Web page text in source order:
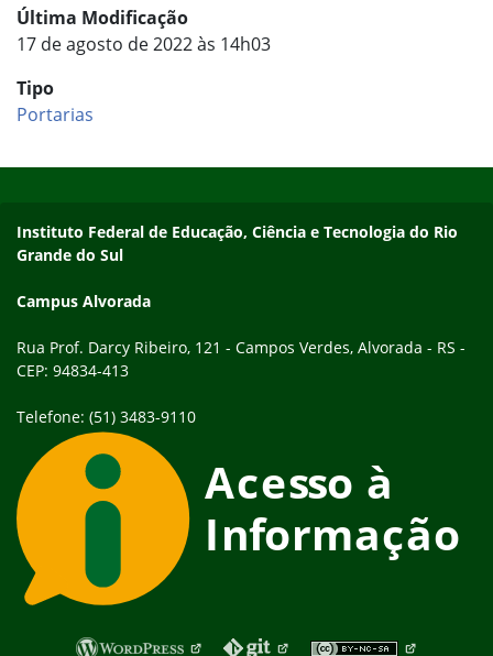
Última Modificação
17 de agosto de 2022 às 14h03
Tipo
Portarias
Endereço
Instituto Federal de Educação, Ciência e Tecnologia do Rio
Grande do Sul
Campus Alvorada
Rua Prof. Darcy Ribeiro, 121 - Campos Verdes, Alvorada - RS -
CEP: 94834-413
Telefone: (51) 3483-9110